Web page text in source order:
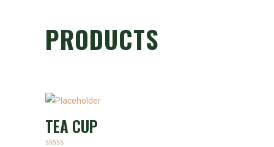
PRODUCTS
TEA CUP